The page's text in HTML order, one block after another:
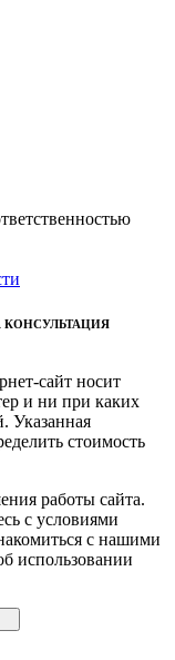
сайт носит
и ни при каких
Указанная
стоимость
работы сайта.
с условиями
с нашими
использовании